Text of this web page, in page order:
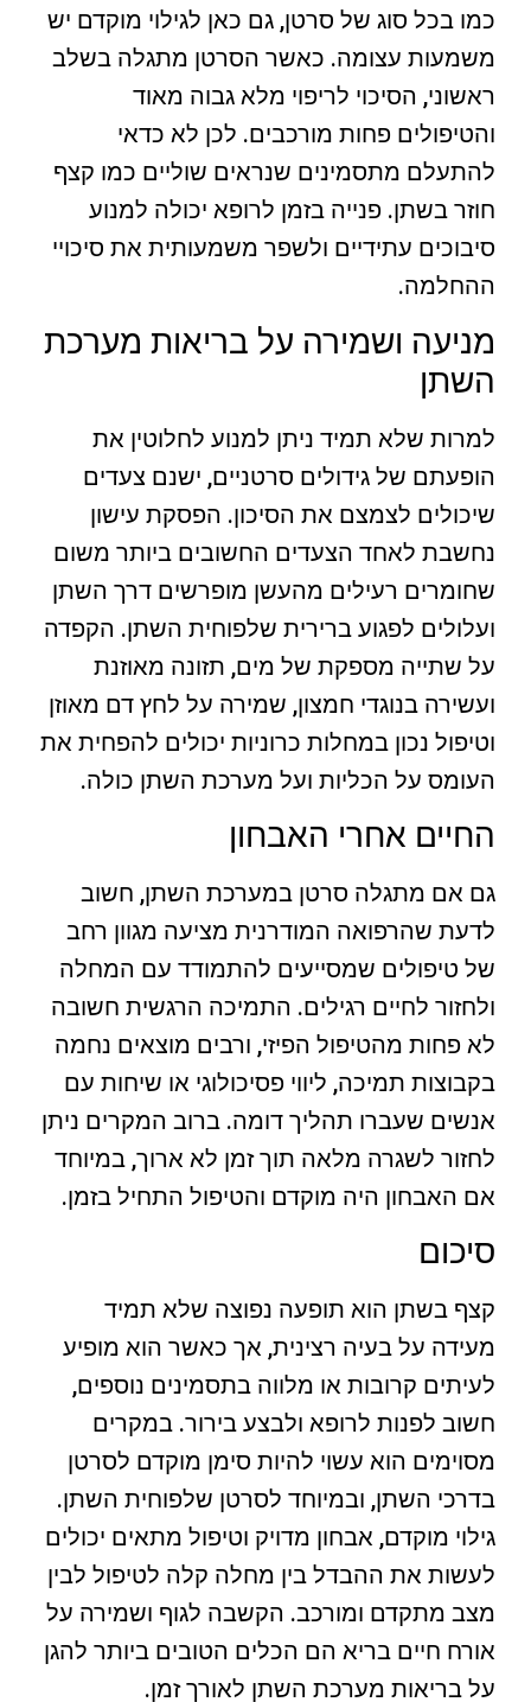
כמו בכל סוג של סרטן, גם כאן לגילוי מוקדם יש
משמעות עצומה. כאשר הסרטן מתגלה בשלב
ראשוני, הסיכוי לריפוי מלא גבוה מאוד
והטיפולים פחות מורכבים. לכן לא כדאי
להתעלם מתסמינים שנראים שוליים כמו קצף
חוזר בשתן. פנייה בזמן לרופא יכולה למנוע
סיבוכים עתידיים ולשפר משמעותית את סיכויי
ההחלמה.
מניעה ושמירה על בריאות מערכת
השתן
למרות שלא תמיד ניתן למנוע לחלוטין את
הופעתם של גידולים סרטניים, ישנם צעדים
שיכולים לצמצם את הסיכון. הפסקת עישון
נחשבת לאחד הצעדים החשובים ביותר משום
שחומרים רעילים מהעשן מופרשים דרך השתן
ועלולים לפגוע ברירית שלפוחית השתן. הקפדה
על שתייה מספקת של מים, תזונה מאוזנת
ועשירה בנוגדי חמצון, שמירה על לחץ דם מאוזן
וטיפול נכון במחלות כרוניות יכולים להפחית את
העומס על הכליות ועל מערכת השתן כולה.
החיים אחרי האבחון
גם אם מתגלה סרטן במערכת השתן, חשוב
לדעת שהרפואה המודרנית מציעה מגוון רחב
של טיפולים שמסייעים להתמודד עם המחלה
ולחזור לחיים רגילים. התמיכה הרגשית חשובה
לא פחות מהטיפול הפיזי, ורבים מוצאים נחמה
בקבוצות תמיכה, ליווי פסיכולוגי או שיחות עם
אנשים שעברו תהליך דומה. ברוב המקרים ניתן
לחזור לשגרה מלאה תוך זמן לא ארוך, במיוחד
אם האבחון היה מוקדם והטיפול התחיל בזמן.
סיכום
קצף בשתן הוא תופעה נפוצה שלא תמיד
מעידה על בעיה רצינית, אך כאשר הוא מופיע
לעיתים קרובות או מלווה בתסמינים נוספים,
חשוב לפנות לרופא ולבצע בירור. במקרים
מסוימים הוא עשוי להיות סימן מוקדם לסרטן
בדרכי השתן, ובמיוחד לסרטן שלפוחית השתן.
גילוי מוקדם, אבחון מדויק וטיפול מתאים יכולים
לעשות את ההבדל בין מחלה קלה לטיפול לבין
מצב מתקדם ומורכב. הקשבה לגוף ושמירה על
אורח חיים בריא הם הכלים הטובים ביותר להגן
על בריאות מערכת השתן לאורך זמן.